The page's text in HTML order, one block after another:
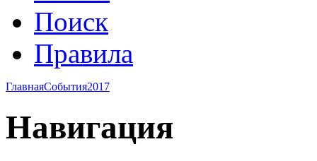
Поиск
Правила
ГлавнаяСобытия2017
Навигация